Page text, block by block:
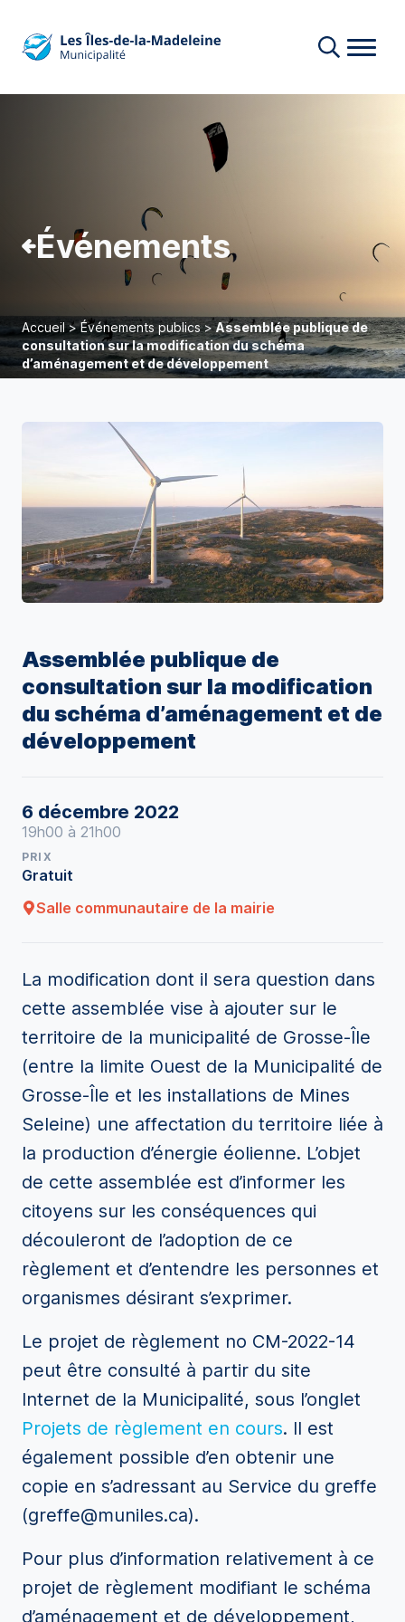
Événements
Accueil>Événements publics>Assemblée publique de
consultation sur la modification du schéma
d’aménagement et de développement
Assemblée publique de
consultation sur la modification
du schéma d’aménagement et de
développement
6 décembre 2022
19h00 à 21h00
PRIX
Gratuit
Salle communautaire de la mairie
La modification dont il sera question dans
cette assemblée vise à ajouter sur le
territoire de la municipalité de Grosse-Île
(entre la limite Ouest de la Municipalité de
Grosse-Île et les installations de Mines
Seleine) une affectation du territoire liée à
la production d’énergie éolienne. L’objet
de cette assemblée est d’informer les
citoyens sur les conséquences qui
découleront de l’adoption de ce
règlement et d’entendre les personnes et
organismes désirant s’exprimer.
Le projet de règlement no CM-2022-14
peut être consulté à partir du site
Internet de la Municipalité, sous l’onglet
Projets de règlement en cours. Il est
également possible d’en obtenir une
copie en s’adressant au Service du greffe
(greffe@muniles.ca).
Pour plus d’information relativement à ce
projet de règlement modifiant le schéma
d’aménagement et de développement,